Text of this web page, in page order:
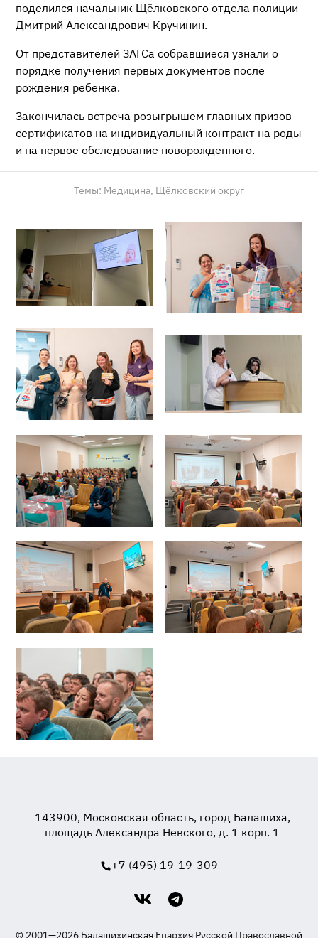
поделился начальник Щёлковского отдела полиции
Дмитрий Александрович Кручинин.
От представителей ЗАГСа собравшиеся узнали о
порядке получения первых документов после
рождения ребенка.
Закончилась встреча розыгрышем главных призов –
сертификатов на индивидуальный контракт на роды
и на первое обследование новорожденного.
Темы: Медицина, Щёлковский округ
143900, Московская область, город Балашиха,
площадь Александра Невского, д. 1 корп. 1
+7 (495) 19-19-309
© 2001—2026 Балашихинская Епархия Русской Православной